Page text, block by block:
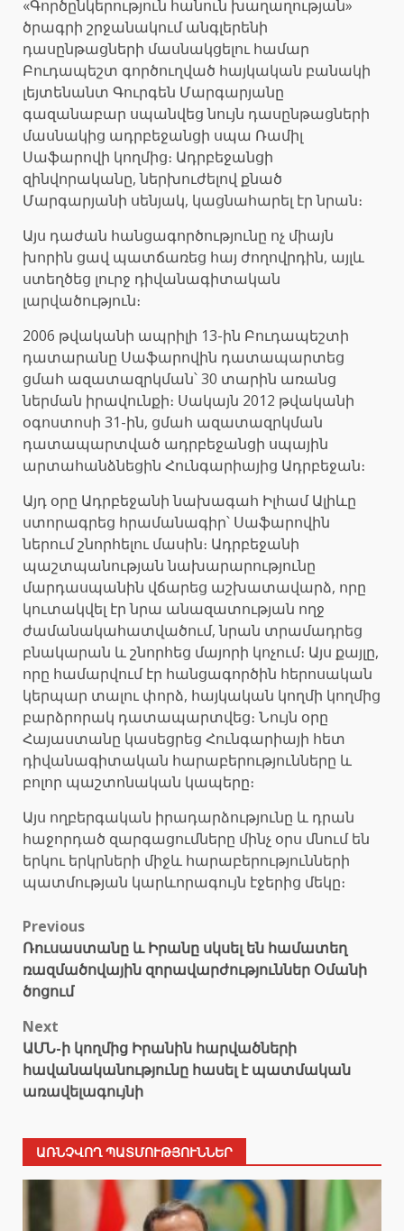
«Գործընկերություն հանուն խաղաղության»
ծրագրի շրջանակում անգլերենի
դասընթացների մասնակցելու համար
Բուդապեշտ գործուղված հայկական բանակի
լեյտենանտ Գուրգեն Մարգարյանը
գազանաբար սպանվեց նույն դասընթացների
մասնակից ադրբեջանցի սպա Ռամիլ
Սաֆարովի կողմից։ Ադրբեջանցի
զինվորականը, ներխուժելով քնած
Մարգարյանի սենյակ, կացնահարել էր նրան։
Այս դաժան հանցագործությունը ոչ միայն
խորին ցավ պատճառեց հայ ժողովրդին, այլև
ստեղծեց լուրջ դիվանագիտական
լարվածություն։
2006 թվականի ապրիլի 13-ին Բուդապեշտի
դատարանը Սաֆարովին դատապարտեց
ցմահ ազատազրկման՝ 30 տարին առանց
ներման իրավունքի։ Սակայն 2012 թվականի
օգոստոսի 31-ին, ցմահ ազատազրկման
դատապարտված ադրբեջանցի սպային
արտահանձնեցին Հունգարիայից Ադրբեջան։
Այդ օրը Ադրբեջանի նախագահ Իլհամ Ալիևը
ստորագրեց հրամանագիր՝ Սաֆարովին
ներում շնորհելու մասին։ Ադրբեջանի
պաշտպանության նախարարությունը
մարդասպանին վճարեց աշխատավարձ, որը
կուտակվել էր նրա անազատության ողջ
ժամանակահատվածում, նրան տրամադրեց
բնակարան և շնորհեց մայորի կոչում։ Այս քայլը,
որը համարվում էր հանցագործին հերոսական
կերպար տալու փորձ, հայկական կողմի կողմից
բարձրորակ դատապարտվեց։ Նույն օրը
Հայաստանը կասեցրեց Հունգարիայի հետ
դիվանագիտական հարաբերությունները և
բոլոր պաշտոնական կապերը։
Այս ողբերգական իրադարձությունը և դրան
հաջորդած զարգացումները մինչ օրս մնում են
երկու երկրների միջև հարաբերությունների
պատմության կարևորագույն էջերից մեկը։
Post
navigation
Previous
Ռուսաստանը և Իրանը սկսել են համատեղ
ռազմածովային զորավարժություններ Օմանի
ծոցում
Next
ԱՄՆ-ի կողմից Իրանին հարվածների
հավանականությունը հասել է պատմական
առավելագույնի
ԱՌՆՉՎՈՂ ՊԱՏՄՈՒԹՅՈՒՆՆԵՐ